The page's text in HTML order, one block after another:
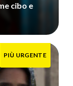
cibo e